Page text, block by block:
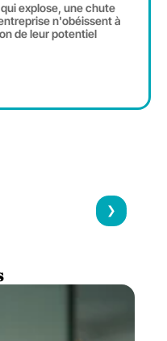
explose, une chute
n'obéissent à
de leur potentiel